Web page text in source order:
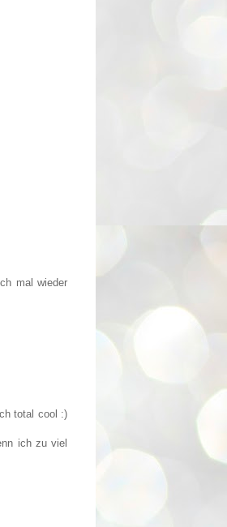
mal wieder
total cool :)
ich zu viel